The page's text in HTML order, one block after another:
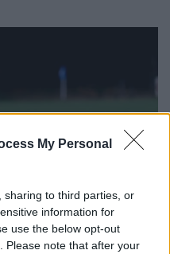
My Personal
sharing to third parties, or
information for
use the below opt-out
Please note that after your